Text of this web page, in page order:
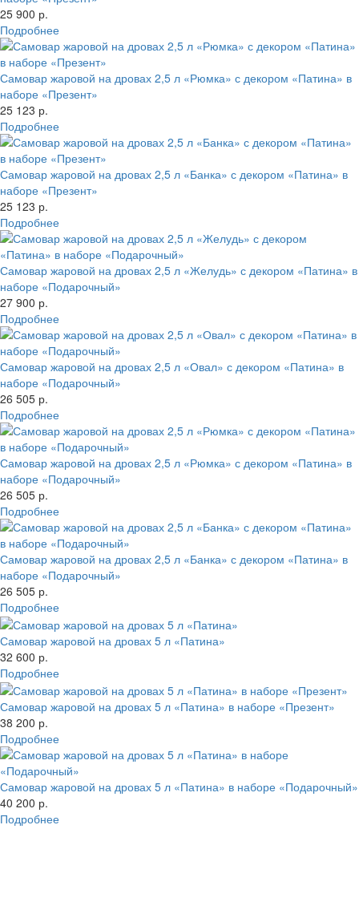
25 900 р.
Подробнее
Самовар жаровой на дровах 2,5 л «Рюмка» с декором «Патина» в
наборе «Презент»
25 123 р.
Подробнее
Самовар жаровой на дровах 2,5 л «Банка» с декором «Патина» в
наборе «Презент»
25 123 р.
Подробнее
Самовар жаровой на дровах 2,5 л «Желудь» с декором «Патина» в
наборе «Подарочный»
27 900 р.
Подробнее
Самовар жаровой на дровах 2,5 л «Овал» с декором «Патина» в
наборе «Подарочный»
26 505 р.
Подробнее
Самовар жаровой на дровах 2,5 л «Рюмка» с декором «Патина» в
наборе «Подарочный»
26 505 р.
Подробнее
Самовар жаровой на дровах 2,5 л «Банка» с декором «Патина» в
наборе «Подарочный»
26 505 р.
Подробнее
Самовар жаровой на дровах 5 л «Патина»
32 600 р.
Подробнее
Самовар жаровой на дровах 5 л «Патина» в наборе «Презент»
38 200 р.
Подробнее
Самовар жаровой на дровах 5 л «Патина» в наборе «Подарочный»
40 200 р.
Подробнее